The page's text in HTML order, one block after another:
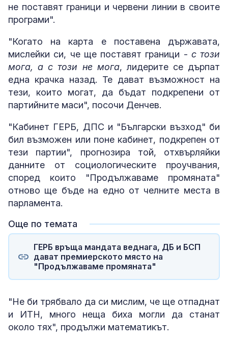
не поставят граници и червени линии в своите
програми".
"Когато на карта е поставена държавата,
мислейки си, че ще поставят граници - с този
мога, а с този не мога, лидерите се дърпат
една крачка назад. Те дават възможност на
тези, които могат, да бъдат подкрепени от
партийните маси", посочи Денчев.
"Кабинет ГЕРБ, ДПС и "Български възход" би
бил възможен или поне кабинет, подкрепен от
тези партии", прогнозира той, отхвърляйки
данните от социологическите проучвания,
според които "Продължаваме промяната"
отново ще бъде на едно от челните места в
парламента.
Още по темата
ГЕРБ връща мандата веднага, ДБ и БСП
дават премиерското място на
"Продължаваме промяната"
"Не би трябвало да си мислим, че ще отпаднат
и ИТН, много неща биха могли да станат
около тях", продължи математикът.